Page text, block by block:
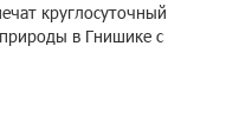
круглосуточный
в Гнишике с